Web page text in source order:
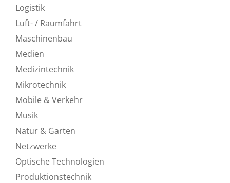
Logistik
Luft- / Raumfahrt
Maschinenbau
Medien
Medizintechnik
Mikrotechnik
Mobile & Verkehr
Musik
Natur & Garten
Netzwerke
Optische Technologien
Produktionstechnik